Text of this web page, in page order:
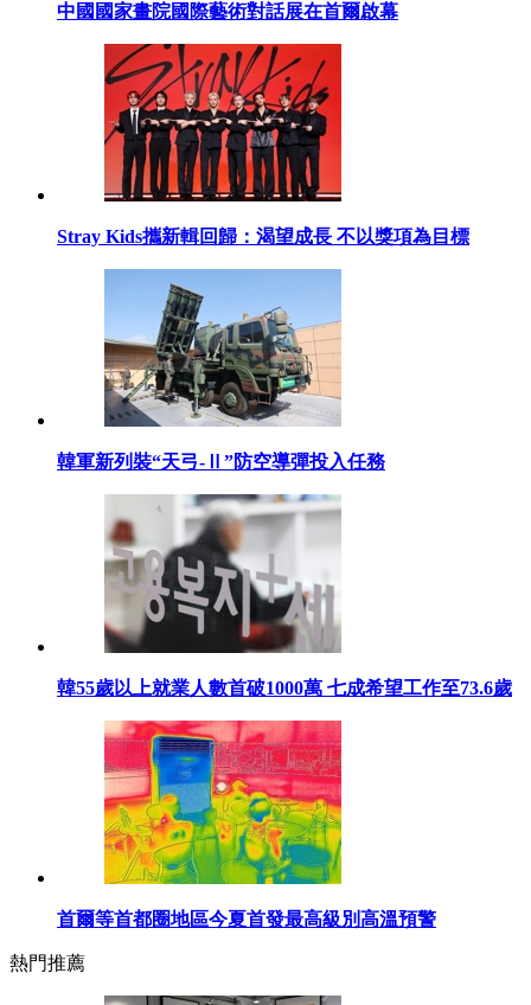
中國國家畫院國際藝術對話展在首爾啟幕
Stray Kids攜新輯回歸：渴望成長 不以獎項為目標
韓軍新列裝“天弓-Ⅱ”防空導彈投入任務
韓55歲以上就業人數首破1000萬 七成希望工作至73.6歲
首爾等首都圈地區今夏首發最高級別高溫預警
熱門推薦